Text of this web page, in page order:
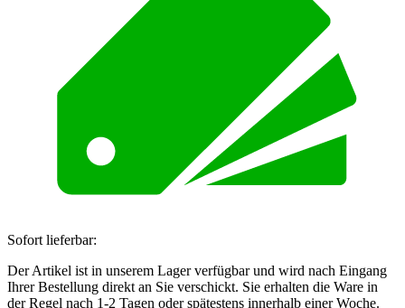
Sofort lieferbar:
Der Artikel ist in unserem Lager verfügbar und wird nach Eingang
Ihrer Bestellung direkt an Sie verschickt. Sie erhalten die Ware in
der Regel nach 1-2 Tagen oder spätestens innerhalb einer Woche.